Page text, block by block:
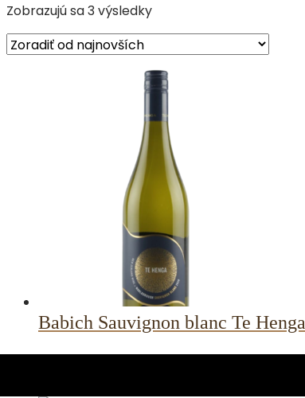
Zobrazujú sa 3 výsledkyZoradené
podľa
najnovších
Babich Sauvignon blanc Te Henga